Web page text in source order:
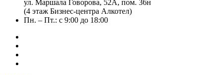
ул. Маршала Говорова, 52А, пом. 36н
(4 этаж Бизнес-центра Алкотел)
Пн. – Пт.: с 9:00 до 18:00